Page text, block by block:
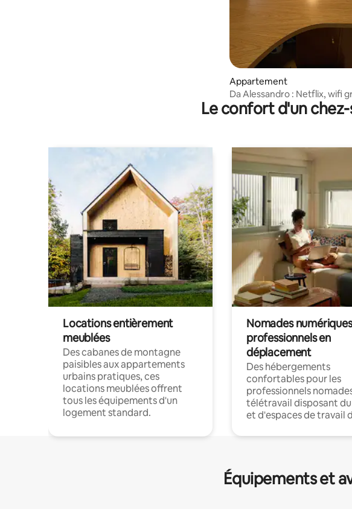
Appartement
Da Alessandro : Netflix, wifi
Le confort d'un
Locations entièrement
meublées
Des cabanes de montagne
paisibles aux appartements
urbains pratiques, ces
locations meublées offrent
tous les équipements d'un
logement standard.
Nomades
professionnels en
déplacement
Des hébergements
confortables pour les
professionnels
télétravail disposant
et d'espaces de travail
Équipements et